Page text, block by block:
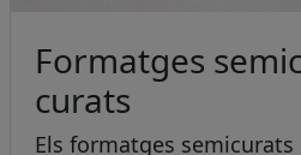
Formatges
curats
Els formatges